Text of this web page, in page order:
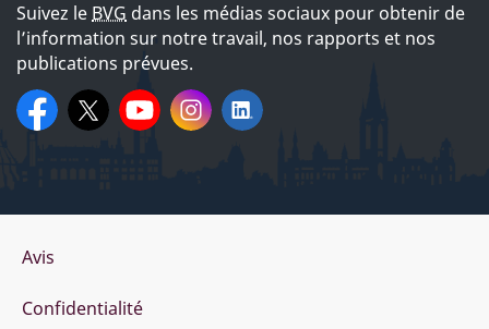
Suivez le BVG dans les médias sociaux pour obtenir de
l’information sur notre travail, nos rapports et nos
publications prévues.
Sur
les
Facebook:BVGCanada
X: @BVG_OAG
YouTube:Bureau du
vérificateur
Instagram:
bvg_oag
LinkedIn:
Canada
Organisation
du
Avis
Confidentialité